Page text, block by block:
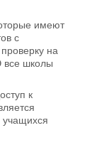
имеют
с
на
все школы
к
учащихся